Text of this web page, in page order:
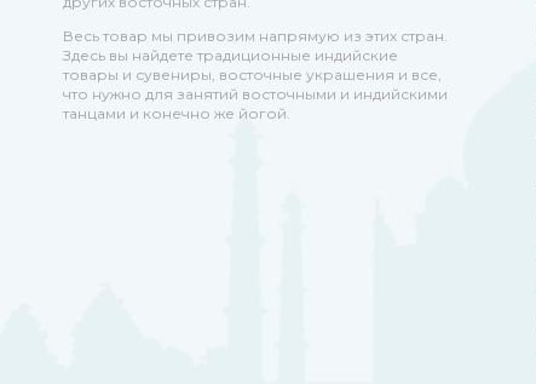
Весь товар мы привозим напрямую из этих стран.
Здесь вы найдете традиционные индийские
товары и сувениры, восточные украшения и все,
что нужно для занятий восточными и индийскими
танцами и конечно же йогой.